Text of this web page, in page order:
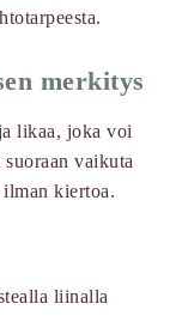
merkitys
likaa, joka voi
vaikuta
ilman kiertoa.
liinalla